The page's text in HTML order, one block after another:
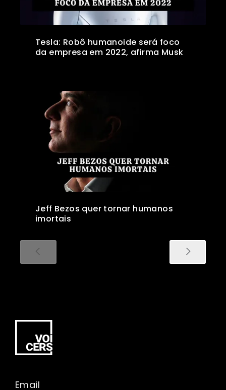
Tesla: Robô humanoide será foco
da empresa em 2022, afirma Musk
Jeff Bezos quer tornar humanos
imortais
Email